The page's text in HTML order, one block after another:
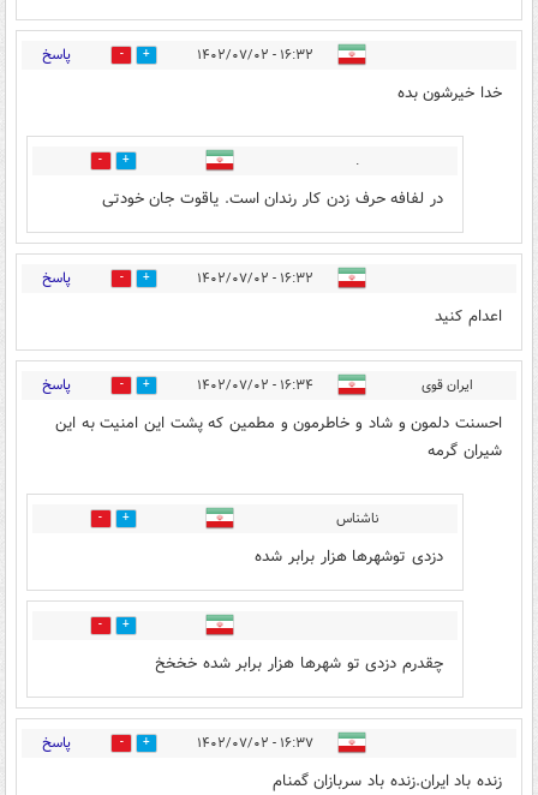
۱۶:۳۲ - ۱۴۰۲/۰۷/۰۲ 12 پاسخ
خدا خیرشون بده
.
0
در لفافه حرف زدن کار رندان است. یاقوت جان خودتی
۱۶:۳۲ - ۱۴۰۲/۰۷/۰۲ 1 پاسخ
اعدام کنید
ایران قوی ۱۶:۳۴ - ۱۴۰۲/۰۷/۰۲ 15 پاسخ
احسنت دلمون و شاد و خاطرمون و مطمین که پشت این امنیت به این
شیران گرمه
ناشناس 1
دزدی توشهرها هزار برابر شده
2
چقدرم دزدی تو شهرها هزار برابر شده خخخخ
۱۶:۳۷ - ۱۴۰۲/۰۷/۰۲ 11 پاسخ
زنده باد ایران.زنده باد سربازان گمنام